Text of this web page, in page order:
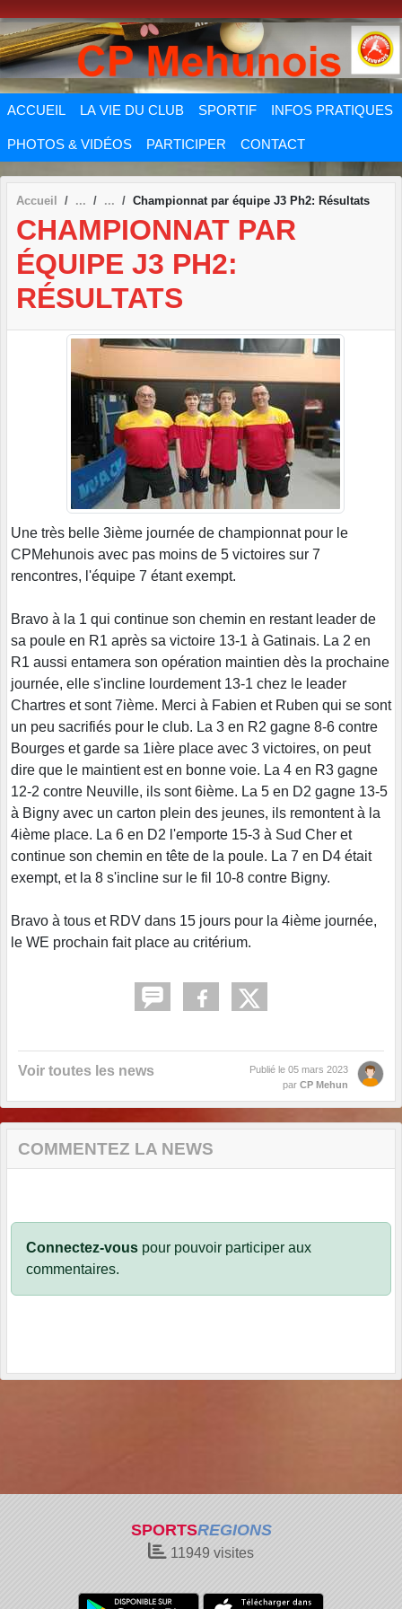
ACCUEIL LA VIE DU CLUB SPORTIF INFOS PRATIQUES
PHOTOS & VIDÉOS PARTICIPER CONTACT
Accueil Championnat par équipe J3 Ph2: Résultats
CHAMPIONNAT PAR
ÉQUIPE J3 PH2:
RÉSULTATS
Une très belle 3ième journée de championnat pour le
CPMehunois avec pas moins de 5 victoires sur 7
rencontres, l'équipe 7 étant exempt.
Bravo à la 1 qui continue son chemin en restant leader de
sa poule en R1 après sa victoire 13-1 à Gatinais. La 2 en
R1 aussi entamera son opération maintien dès la prochaine
journée, elle s'incline lourdement 13-1 chez le leader
Chartres et sont 7ième. Merci à Fabien et Ruben qui se sont
un peu sacrifiés pour le club. La 3 en R2 gagne 8-6 contre
Bourges et garde sa 1ière place avec 3 victoires, on peut
dire que le maintient est en bonne voie. La 4 en R3 gagne
12-2 contre Neuville, ils sont 6ième. La 5 en D2 gagne 13-5
à Bigny avec un carton plein des jeunes, ils remontent à la
4ième place. La 6 en D2 l'emporte 15-3 à Sud Cher et
continue son chemin en tête de la poule. La 7 en D4 était
exempt, et la 8 s'incline sur le fil 10-8 contre Bigny.
Bravo à tous et RDV dans 15 jours pour la 4ième journée,
le WE prochain fait place au critérium.
Voir toutes les news Publié le 05 mars 2023
par CP Mehun
COMMENTEZ LA NEWS
Connectez-vous pour pouvoir participer aux
commentaires.
SPORTSREGIONS
11949 visites